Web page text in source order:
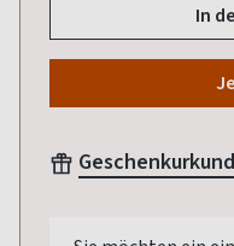
In